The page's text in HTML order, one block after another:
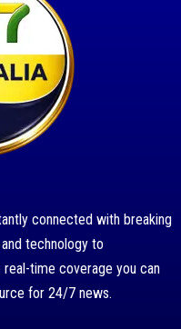
connected with breaking
technology to
time coverage you can
for 24/7 news.